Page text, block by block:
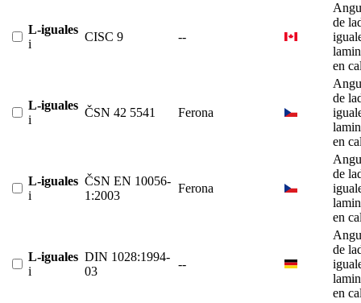
L-iguales
i
CISC 9 --
de
en
L-iguales
i
ČSN 42 5541 Ferona
de
en
L-iguales
i
ČSN EN 10056-
1:2003
Ferona
de
en
L-iguales
i
DIN 1028:1994-
03
--
de
en